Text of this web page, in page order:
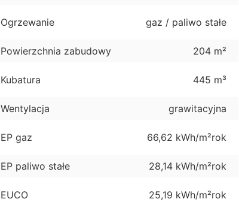
Ogrzewanie gaz / paliwo stałe
Powierzchnia zabudowy 204 m²
Kubatura 445 m³
Wentylacja grawitacyjna
EP gaz 66,62 kWh/m²rok
EP paliwo stałe 28,14 kWh/m²rok
EUCO 25,19 kWh/m²rok